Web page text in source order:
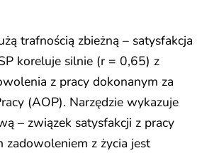
trafnością zbieżną – satysfakcja
koreluje silnie (r = 0,65) z
z pracy dokonanym za
(AOP). Narzędzie wykazuje
– związek satysfakcji z pracy
zadowoleniem z życia jest